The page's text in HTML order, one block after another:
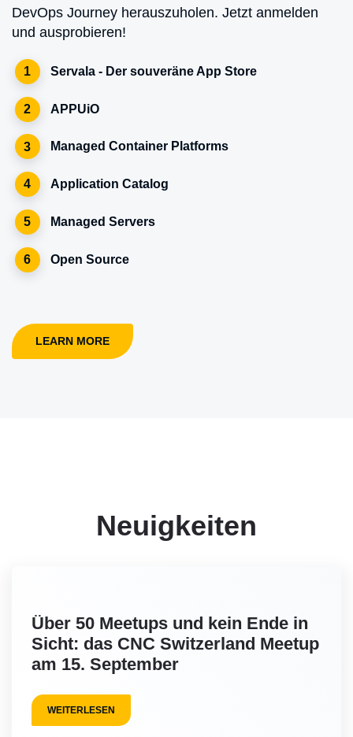
DevOps Journey herauszuholen. Jetzt anmelden
und ausprobieren!
1 Servala - Der souveräne App Store
2 APPUiO
3 Managed Container Platforms
4 Application Catalog
5 Managed Servers
6 Open Source
LEARN MORE
Neuigkeiten
Über 50 Meetups und kein Ende in
Sicht: das CNC Switzerland Meetup
am 15. September
WEITERLESEN